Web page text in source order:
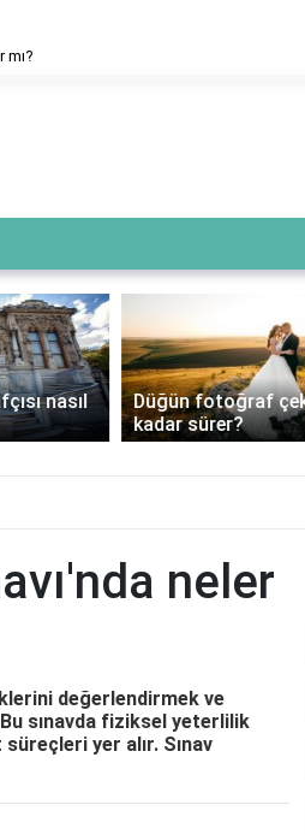
nasıl
Düğün fotoğraf
kadar sürer?
neler
değerlendirmek ve
sınavda fiziksel yeterlilik
yer alır. Sınav